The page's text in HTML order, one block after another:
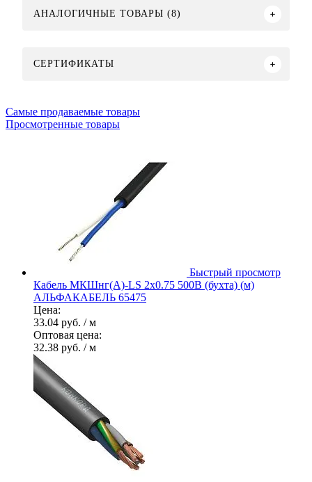
АНАЛОГИЧНЫЕ ТОВАРЫ (8)
СЕРТИФИКАТЫ
Самые продаваемые товары
Просмотренные товары
Быстрый просмотр
Кабель МКШнг(А)-LS 2х0.75 500В (бухта) (м)
АЛЬФАКАБЕЛЬ 65475
Цена:
33.04 руб. / м
Оптовая цена:
32.38 руб. / м